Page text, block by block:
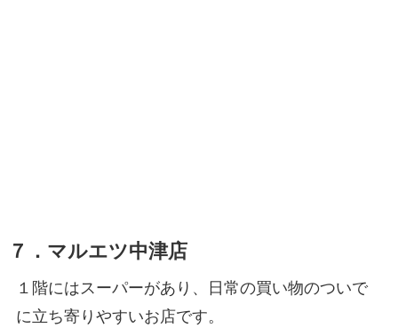
７．マルエツ中津店
１階にはスーパーがあり、日常の買い物のついで
に立ち寄りやすいお店です。